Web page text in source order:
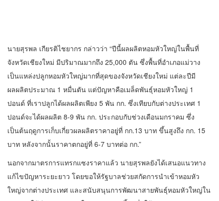
นายสุรพล เกียรติไชยากร กล่าวว่า “ปีนี้ผลผลิตหอมหัวใหญ่ในพื้นที่
จังหวัดเชียงใหม่ มีปริมาณมากถึง 25,000 ตัน ซึ่งพื้นที่อำเภอแม่วาง
เป็นแหล่งปลูกหอมหัวใหญ่มากที่สุดของจังหวัดเชียงใหม่ แต่ละปีมี
ผลผลิตประมาณ 1 หมื่นตัน แต่ปัญหาคือเมล็ดพันธุ์หอมหัวใหญ่ 1
ปอนด์ ที่เราปลูกได้ผลผลิตเพียง 5 พัน กก. ซึ่งเทียบกับต่างประเทศ 1
ปอนด์จะได้ผลผลิต 8-9 พัน กก. ประกอบกับช่วงเดือนมกราคม ซึ่ง
เป็นต้นฤดูการเก็บเกี่ยวผลผลิตราคาอยู่ที่ กก.13 บาท ขึ้นสูงถึง กก. 15
บาท หลังจากนั้นราคาตกอยู่ที่ 6-7 บาทต่อ กก.”
นอกจากมาตรการแทรกแซงราคาแล้ว นายสุรพลยังได้เสนอแนวทาง
แก้ไขปัญหาระยะยาว โดยขอให้รัฐบาลช่วยสกัดการนำเข้าหอมหัว
ใหญ่จากต่างประเทศ และสนับสนุนการพัฒนาสายพันธุ์หอมหัวใหญ่ใน